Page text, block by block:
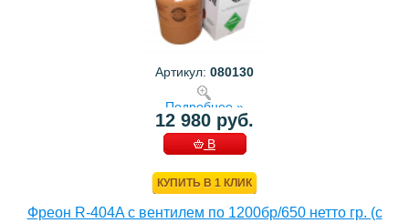
Артикул: 080130
Подробнее »
12 980 руб.
В
КУПИТЬ В 1 КЛИК
Фреон R-404A с вентилем по 1200бр/650 нетто гр. (с